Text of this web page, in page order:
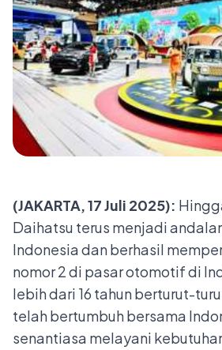
(JAKARTA, 17 Juli 2025):
Daihatsu terus menjadi
Indonesia dan berhasil
nomor 2 di pasar otomotif di
lebih dari 16 tahun berturut-
telah bertumbuh bersama
senantiasa melayani